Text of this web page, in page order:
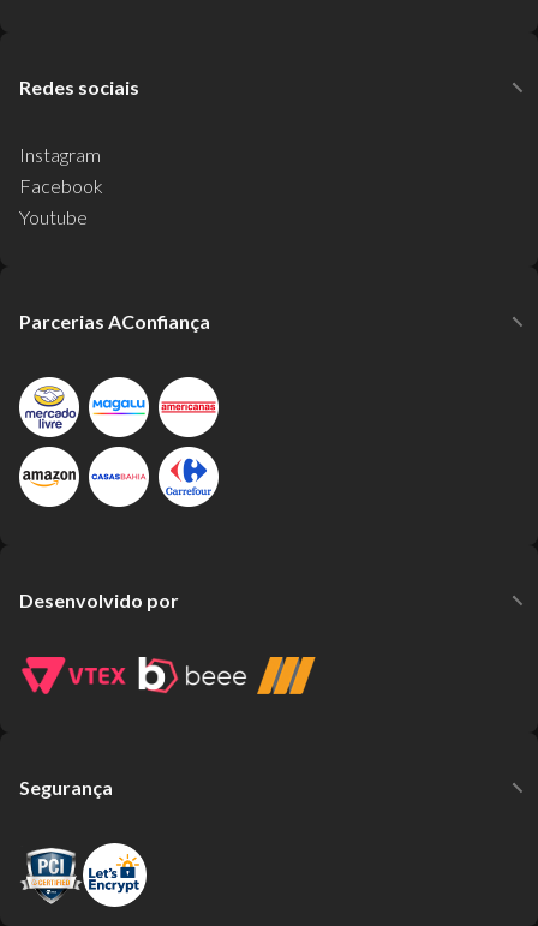
Redes sociais
Instagram
Facebook
Youtube
Parcerias AConfiança
Desenvolvido por
Segurança